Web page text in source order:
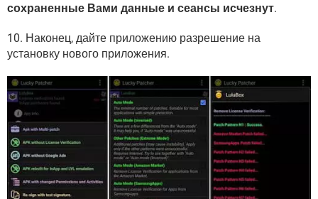
сохраненные Вами данные и сеансы исчезнут.
10. Наконец, дайте приложению разрешение на
установку нового приложения.